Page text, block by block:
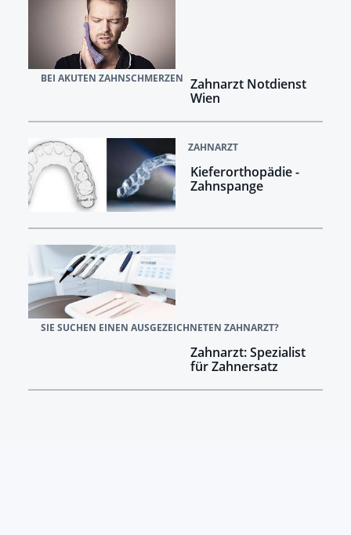
BEI AKUTEN ZAHNSCHMERZEN Zahnarzt Notdienst
Wien
ZAHNARZT
Kieferorthopädie -
Zahnspange
SIE SUCHEN EINEN AUSGEZEICHNETEN ZAHNARZT?
Zahnarzt: Spezialist
für Zahnersatz